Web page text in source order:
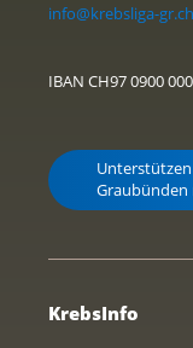
info@krebsliga-gr.ch
IBAN CH97 0900
Graubünden
KrebsInfo